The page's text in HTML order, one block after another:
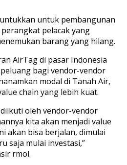
untuk pembangunan
pelacak yang
barang yang hilang.
AirTag di pasar Indonesia
bagi vendor-vendor
modal di Tanah Air,
chain yang lebih kuat.
oleh vendor-vendor
kita akan menjadi value
akan bisa berjalan, dimulai
saja mulai investasi,”
rmol.